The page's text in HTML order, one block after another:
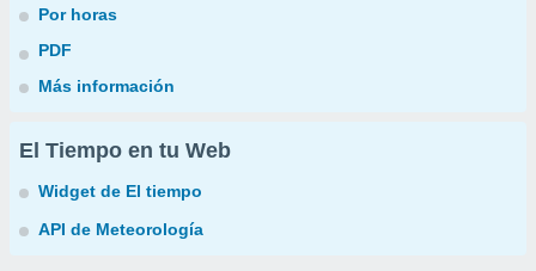
Por horas
PDF
Más información
El Tiempo en tu Web
Widget de El tiempo
API de Meteorología